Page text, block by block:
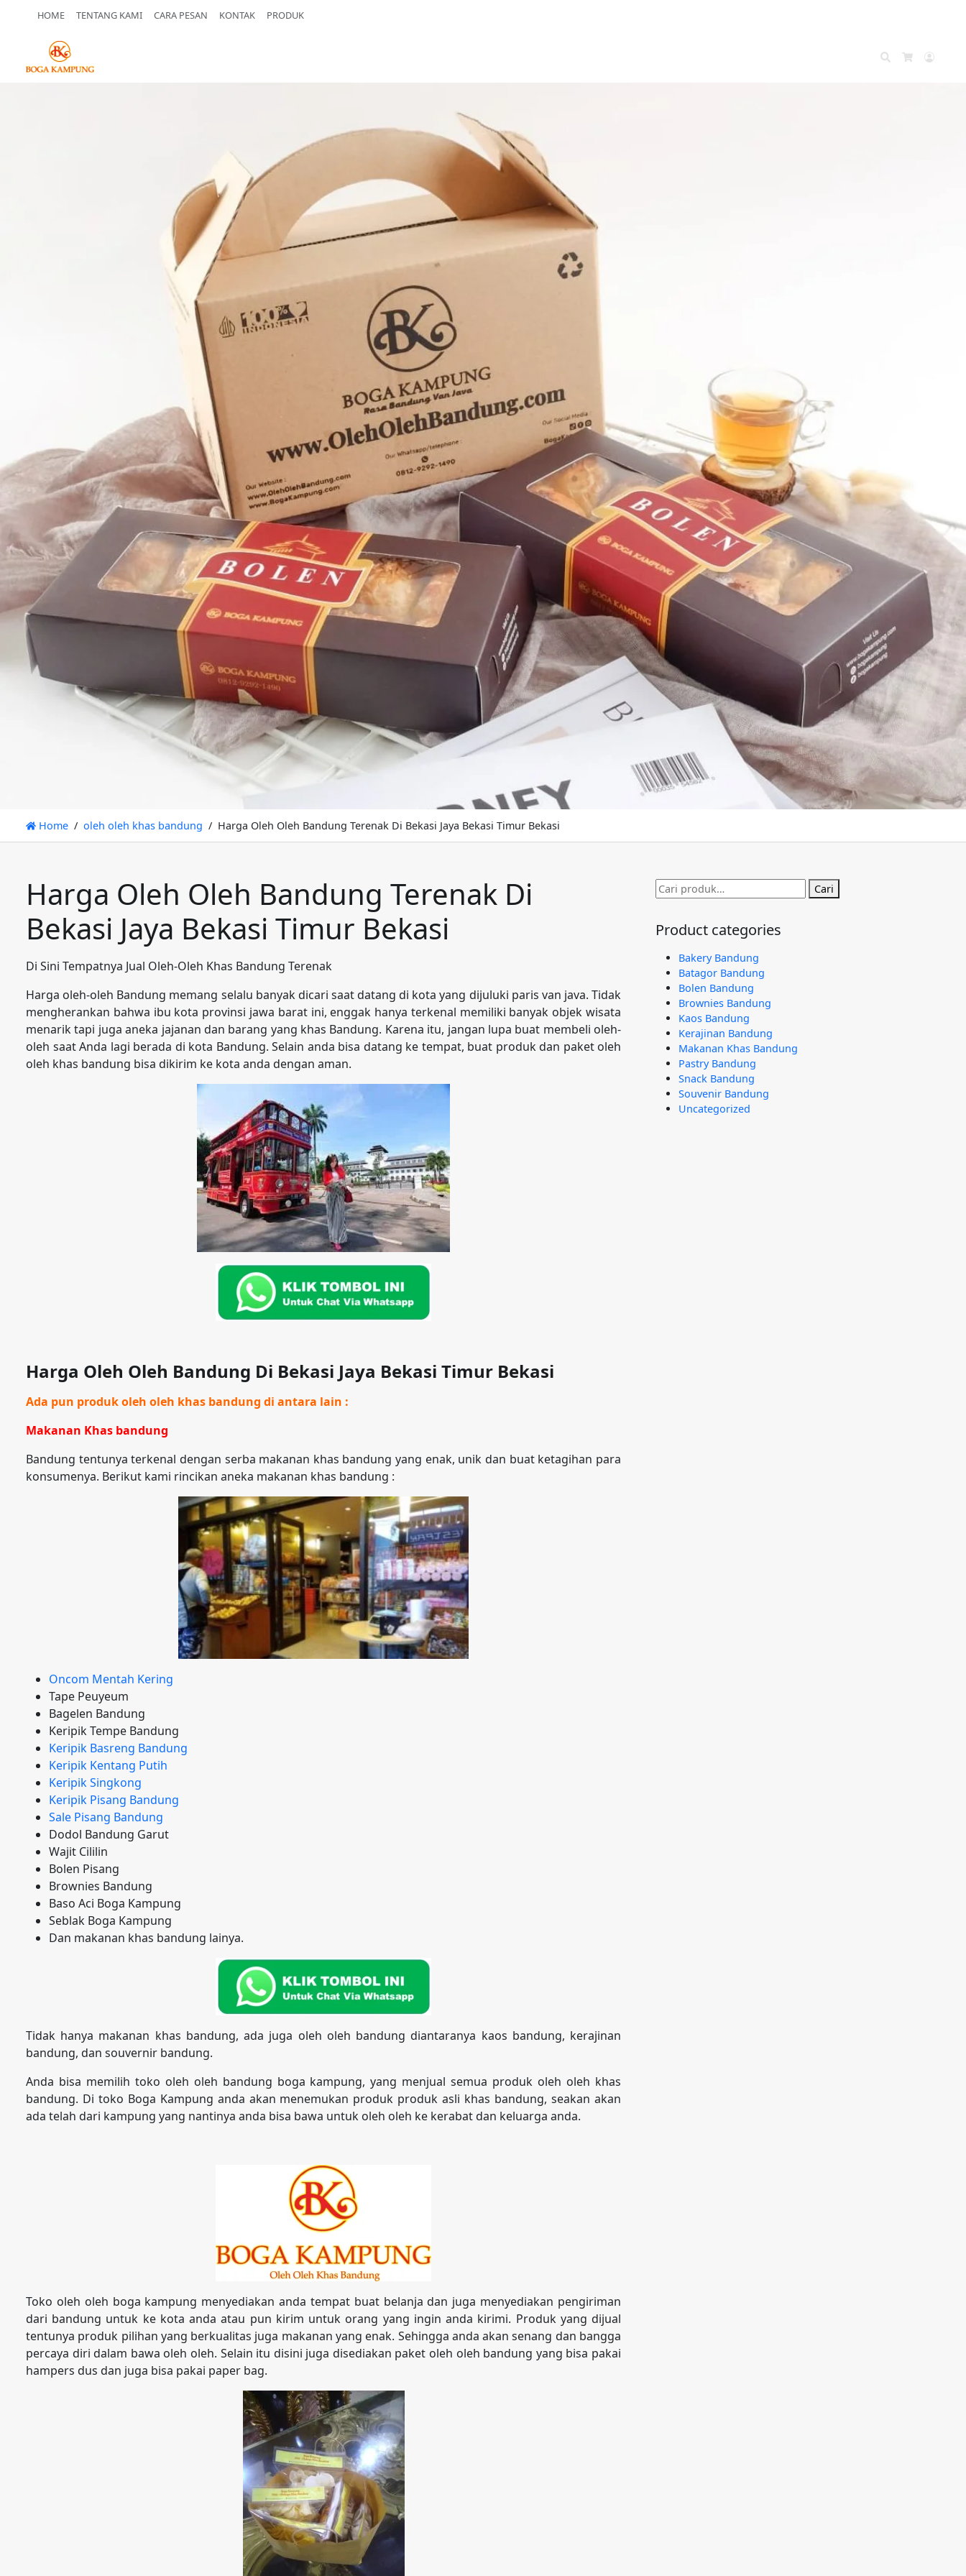
HOME TENTANG KAMI CARA PESAN KONTAK PRODUK
Search
Home oleh oleh khas bandung Harga Oleh Oleh Bandung Terenak Di Bekasi Jaya Bekasi Timur Bekasi
Harga Oleh Oleh Bandung Terenak Di
Bekasi Jaya Bekasi Timur Bekasi
Di Sini Tempatnya Jual Oleh-Oleh Khas Bandung Terenak
Harga oleh-oleh Bandung memang selalu banyak dicari saat datang di kota yang dijuluki paris van java. Tidak
mengherankan bahwa ibu kota provinsi jawa barat ini, enggak hanya terkenal memiliki banyak objek wisata
menarik tapi juga aneka jajanan dan barang yang khas Bandung. Karena itu, jangan lupa buat membeli oleh-
oleh saat Anda lagi berada di kota Bandung. Selain anda bisa datang ke tempat, buat produk dan paket oleh
oleh khas bandung bisa dikirim ke kota anda dengan aman.
Harga Oleh Oleh Bandung Di Bekasi Jaya Bekasi Timur Bekasi
Ada pun produk oleh oleh khas bandung di antara lain :
Makanan Khas bandung
Bandung tentunya terkenal dengan serba makanan khas bandung yang enak, unik dan buat ketagihan para
konsumenya. Berikut kami rincikan aneka makanan khas bandung :
Oncom Mentah Kering
Tape Peuyeum
Bagelen Bandung
Keripik Tempe Bandung
Keripik Basreng Bandung
Keripik Kentang Putih
Keripik Singkong
Keripik Pisang Bandung
Sale Pisang Bandung
Dodol Bandung Garut
Wajit Cililin
Bolen Pisang
Brownies Bandung
Baso Aci Boga Kampung
Seblak Boga Kampung
Dan makanan khas bandung lainya.
Tidak hanya makanan khas bandung, ada juga oleh oleh bandung diantaranya kaos bandung, kerajinan
bandung, dan souvernir bandung.
Anda bisa memilih toko oleh oleh bandung boga kampung, yang menjual semua produk oleh oleh khas
bandung. Di toko Boga Kampung anda akan menemukan produk produk asli khas bandung, seakan akan
ada telah dari kampung yang nantinya anda bisa bawa untuk oleh oleh ke kerabat dan keluarga anda.
Toko oleh oleh boga kampung menyediakan anda tempat buat belanja dan juga menyediakan pengiriman
dari bandung untuk ke kota anda atau pun kirim untuk orang yang ingin anda kirimi. Produk yang dijual
tentunya produk pilihan yang berkualitas juga makanan yang enak. Sehingga anda akan senang dan bangga
percaya diri dalam bawa oleh oleh. Selain itu disini juga disediakan paket oleh oleh bandung yang bisa pakai
hampers dus dan juga bisa pakai paper bag.
Pencarian
untuk:
Cari
Product categories
Bakery Bandung
Batagor Bandung
Bolen Bandung
Brownies Bandung
Kaos Bandung
Kerajinan Bandung
Makanan Khas Bandung
Pastry Bandung
Snack Bandung
Souvenir Bandung
Uncategorized